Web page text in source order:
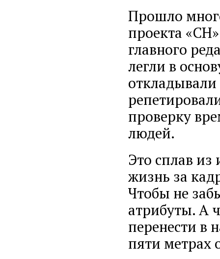
Прошло
проекта
главного
легли в
проверку
людей.
Это сплав
жизнь за
Чтобы не
атрибуты. А
перенести в
пяти метрах